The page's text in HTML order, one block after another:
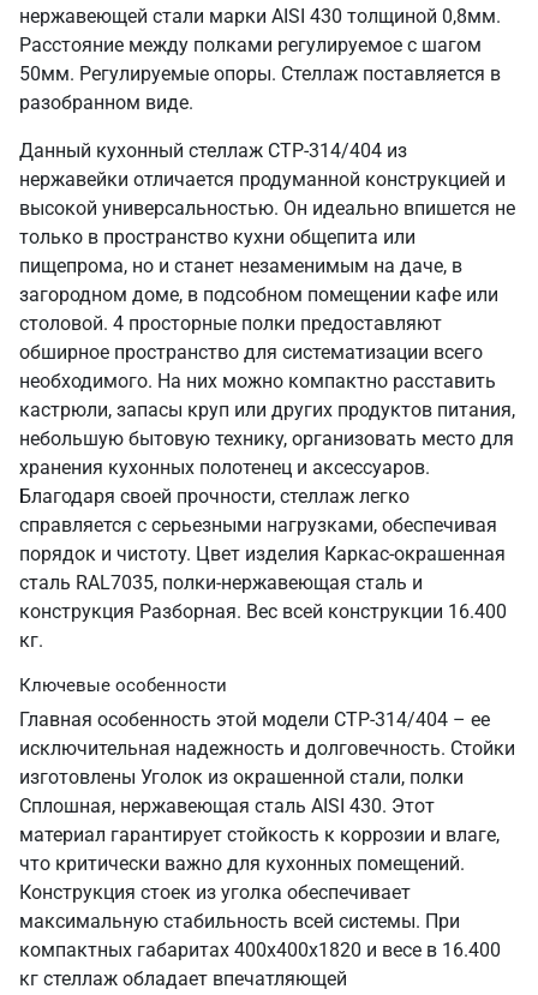
нержавеющей стали марки AISI 430 толщиной 0,8мм.
Расстояние между полками регулируемое с шагом
50мм. Регулируемые опоры. Стеллаж поставляется в
разобранном виде.
Данный кухонный стеллаж СТР-314/404 из
нержавейки отличается продуманной конструкцией и
высокой универсальностью. Он идеально впишется не
только в пространство кухни общепита или
пищепрома, но и станет незаменимым на даче, в
загородном доме, в подсобном помещении кафе или
столовой. 4 просторные полки предоставляют
обширное пространство для систематизации всего
необходимого. На них можно компактно расставить
кастрюли, запасы круп или других продуктов питания,
небольшую бытовую технику, организовать место для
хранения кухонных полотенец и аксессуаров.
Благодаря своей прочности, стеллаж легко
справляется с серьезными нагрузками, обеспечивая
порядок и чистоту. Цвет изделия Каркас-окрашенная
сталь RAL7035, полки-нержавеющая сталь и
конструкция Разборная. Вес всей конструкции 16.400
кг.
Ключевые особенности
Главная особенность этой модели СТР-314/404 – ее
исключительная надежность и долговечность. Стойки
изготовлены Уголок из окрашенной стали, полки
Сплошная, нержавеющая сталь AISI 430. Этот
материал гарантирует стойкость к коррозии и влаге,
что критически важно для кухонных помещений.
Конструкция стоек из уголка обеспечивает
максимальную стабильность всей системы. При
компактных габаритах 400х400х1820 и весе в 16.400
кг стеллаж обладает впечатляющей